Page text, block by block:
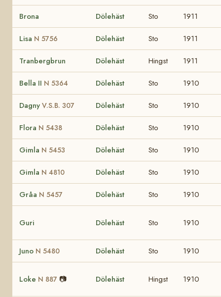
Brona Dölehäst Sto 1911
Lisa N 5756 Dölehäst Sto 1911
Tranbergbrun Dölehäst Hingst 1911
Bella II N 5364 Dölehäst Sto 1910
Dagny V.S.B. 307 Dölehäst Sto 1910
Flora N 5438 Dölehäst Sto 1910
Gimla N 5453 Dölehäst Sto 1910
Gimla N 4810 Dölehäst Sto 1910
Gråa N 5457 Dölehäst Sto 1910
Guri Dölehäst Sto 1910
Juno N 5480 Dölehäst Sto 1910
Loke N 887 📷 Dölehäst Hingst 1910